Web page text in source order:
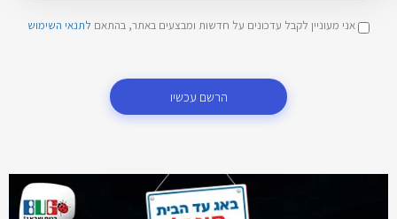
אני מעוניין לקבל עדכונים על חדשות ומבצעים באתר, בהתאם לתנאי השימוש
הרשם עכשיו